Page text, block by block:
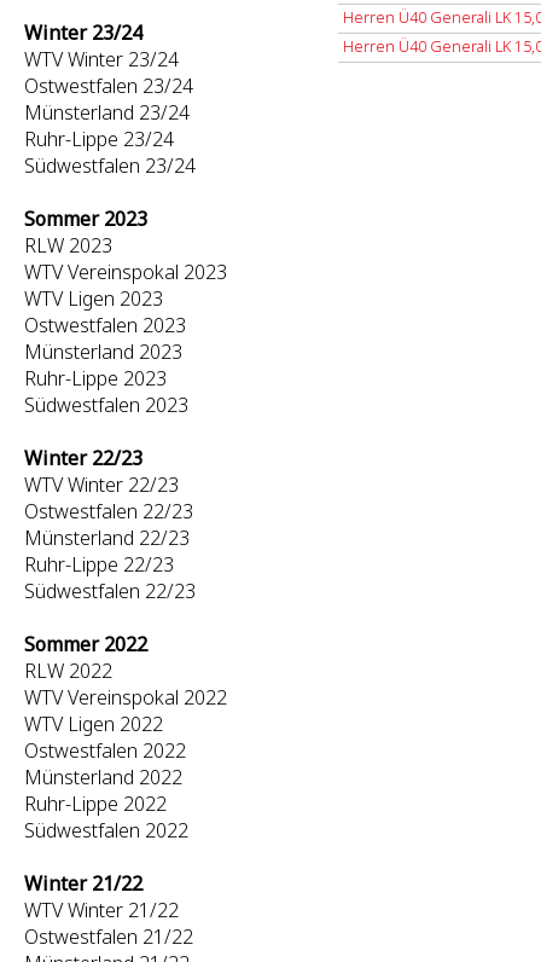
Winter 23/24
WTV Winter 23/24
Ostwestfalen 23/24
Münsterland 23/24
Ruhr-Lippe 23/24
Südwestfalen 23/24
Sommer 2023
RLW 2023
WTV Vereinspokal 2023
WTV Ligen 2023
Ostwestfalen 2023
Münsterland 2023
Ruhr-Lippe 2023
Südwestfalen 2023
Winter 22/23
WTV Winter 22/23
Ostwestfalen 22/23
Münsterland 22/23
Ruhr-Lippe 22/23
Südwestfalen 22/23
Sommer 2022
RLW 2022
WTV Vereinspokal 2022
WTV Ligen 2022
Ostwestfalen 2022
Münsterland 2022
Ruhr-Lippe 2022
Südwestfalen 2022
Winter 21/22
WTV Winter 21/22
Ostwestfalen 21/22
Herren Ü40 Generali LK
Herren Ü40 Generali LK